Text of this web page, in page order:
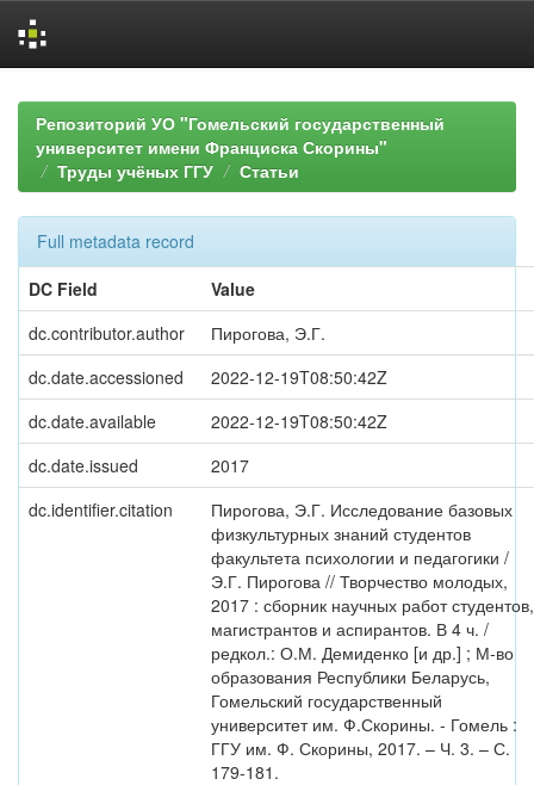
navigationРепозиторий УО "Гомельский государственный
университет имени Франциска Скорины"
Труды учёных ГГУ
Статьи
Full metadata record
DC Field
Value
dc.contributor.author
Пирогова, Э.Г.
dc.date.accessioned
2022-12-19T08:50:42Z
dc.date.available
2022-12-19T08:50:42Z
dc.date.issued
2017
dc.identifier.citation
Пирогова, Э.Г. Исследование базовых
физкультурных знаний студентов
факультета психологии и педагогики /
Э.Г. Пирогова // Творчество молодых,
2017 : сборник научных работ студентов,
магистрантов и аспирантов. В 4 ч. /
редкол.: О.М. Демиденко [и др.] ; М-во
образования Республики Беларусь,
Гомельский государственный
университет им. Ф.Скорины. - Гомель :
ГГУ им. Ф. Скорины, 2017. – Ч. 3. – С.
179-181.